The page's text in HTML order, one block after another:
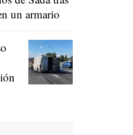
un armario